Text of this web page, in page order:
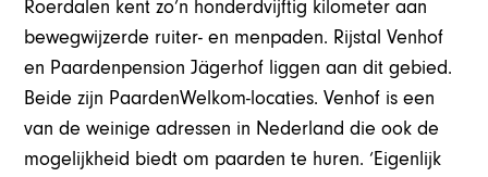
Roerdalen kent zo’n honderdvijftig kilometer aan
bewegwijzerde ruiter- en menpaden. Rijstal Venhof
en Paardenpension Jägerhof liggen aan dit gebied.
Beide zijn PaardenWelkom-locaties. Venhof is een
van de weinige adressen in Nederland die ook de
mogelijkheid biedt om paarden te huren. ‘Eigenlijk